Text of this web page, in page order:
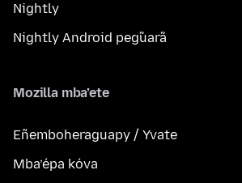
Nightly
Nightly Android peg̃uarã
Mozilla mba’ete
Eñemboheraguapy / Yvate
Mba’épa kóva